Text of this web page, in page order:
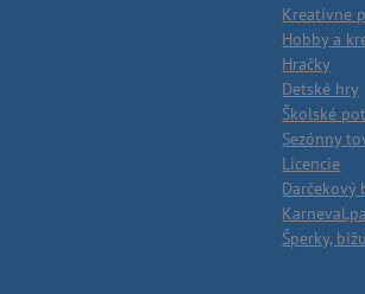
Kreatívne
Hobby a
Hračky
Detské hry
Školské
Sezónny
Licencie
Darčekový
Šperky,